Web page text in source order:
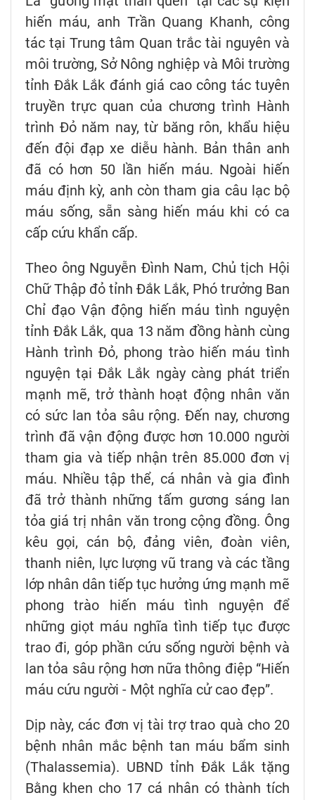
hiến máu, anh Trần Quang Khanh, công
tác tại Trung tâm Quan trắc tài nguyên và
môi trường, Sở Nông nghiệp và Môi trường
tỉnh Đắk Lắk đánh giá cao công tác tuyên
truyền trực quan của chương trình Hành
trình Đỏ năm nay, từ băng rôn, khẩu hiệu
đến đội đạp xe diễu hành. Bản thân anh
đã có hơn 50 lần hiến máu. Ngoài hiến
máu định kỳ, anh còn tham gia câu lạc bộ
máu sống, sẵn sàng hiến máu khi có ca
cấp cứu khẩn cấp.
Theo ông Nguyễn Đình Nam, Chủ tịch Hội
Chữ Thập đỏ tỉnh Đắk Lắk, Phó trưởng Ban
Chỉ đạo Vận động hiến máu tình nguyện
tỉnh Đắk Lắk, qua 13 năm đồng hành cùng
Hành trình Đỏ, phong trào hiến máu tình
nguyện tại Đắk Lắk ngày càng phát triển
mạnh mẽ, trở thành hoạt động nhân văn
có sức lan tỏa sâu rộng. Đến nay, chương
trình đã vận động được hơn 10.000 người
tham gia và tiếp nhận trên 85.000 đơn vị
máu. Nhiều tập thể, cá nhân và gia đình
đã trở thành những tấm gương sáng lan
tỏa giá trị nhân văn trong cộng đồng. Ông
kêu gọi, cán bộ, đảng viên, đoàn viên,
thanh niên, lực lượng vũ trang và các tầng
lớp nhân dân tiếp tục hưởng ứng mạnh mẽ
phong trào hiến máu tình nguyện để
những giọt máu nghĩa tình tiếp tục được
trao đi, góp phần cứu sống người bệnh và
lan tỏa sâu rộng hơn nữa thông điệp “Hiến
máu cứu người - Một nghĩa cử cao đẹp”.
Dịp này, các đơn vị tài trợ trao quà cho 20
bệnh nhân mắc bệnh tan máu bẩm sinh
(Thalassemia). UBND tỉnh Đắk Lắk tặng
Bằng khen cho 17 cá nhân có thành tích